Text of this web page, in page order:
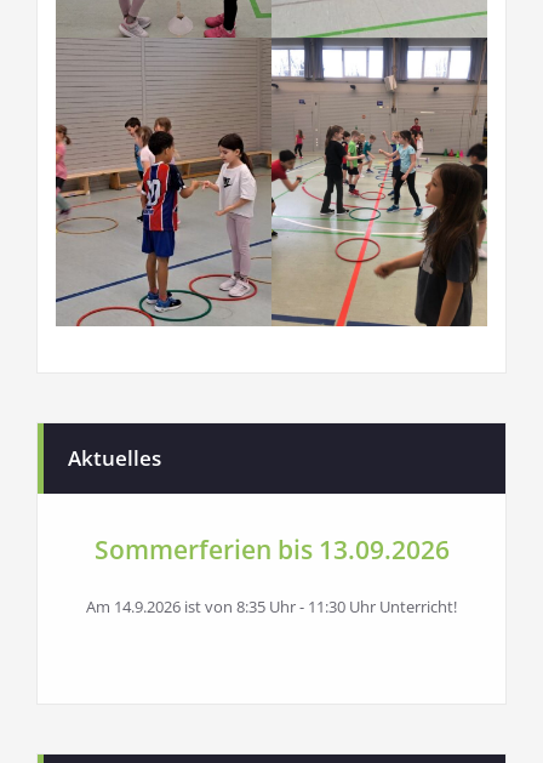
Aktuelles
Sommerferien bis 13.09.2026
Am 14.9.2026 ist von 8:35 Uhr - 11:30 Uhr Unterricht!